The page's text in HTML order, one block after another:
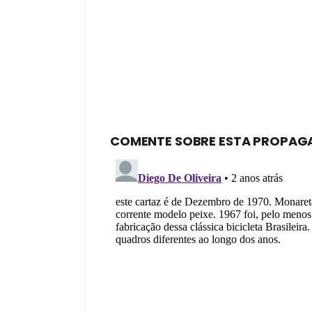
COMENTE SOBRE ESTA